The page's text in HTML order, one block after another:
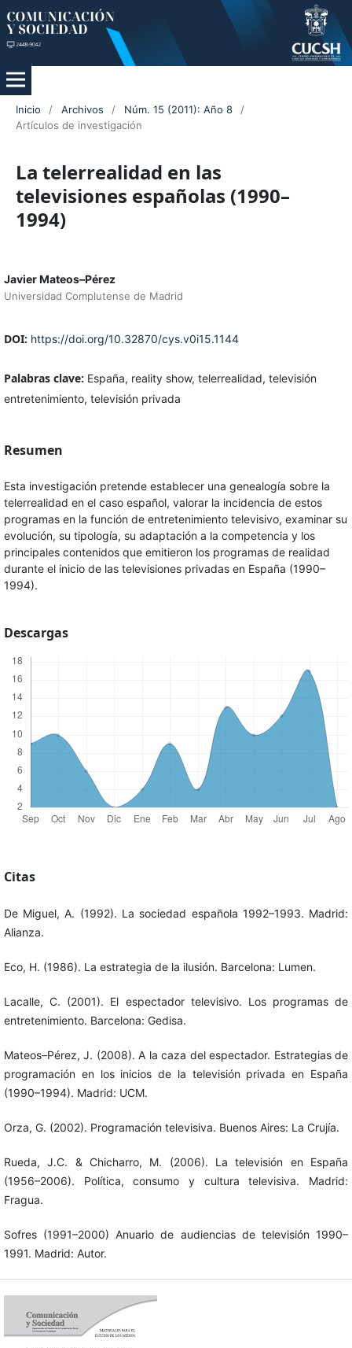
Inicio / Archivos / Núm. 15 (2011): Año 8
/
Artículos de investigación
La telerrealidad en las
televisiones españolas (1990–
1994)
Javier Mateos–Pérez
Universidad Complutense de Madrid
DOI: https://doi.org/10.32870/cys.v0i15.1144
Palabras clave: España, reality show, telerrealidad, televisión
entretenimiento, televisión privada
Resumen
Esta investigación pretende establecer una genealogía sobre la
telerrealidad en el caso español, valorar la incidencia de estos
programas en la función de entretenimiento televisivo, examinar su
evolución, su tipología, su adaptación a la competencia y los
principales contenidos que emitieron los programas de realidad
durante el inicio de las televisiones privadas en España (1990–
1994).
Descargas
Citas
De Miguel, A. (1992). La sociedad española 1992–1993. Madrid:
Alianza.
Eco, H. (1986). La estrategia de la ilusión. Barcelona: Lumen.
Lacalle, C. (2001). El espectador televisivo. Los programas de
entretenimiento. Barcelona: Gedisa.
Mateos–Pérez, J. (2008). A la caza del espectador. Estrategias de
programación en los inicios de la televisión privada en España
(1990–1994). Madrid: UCM.
Orza, G. (2002). Programación televisiva. Buenos Aires: La Crujía.
Rueda, J.C. & Chicharro, M. (2006). La televisión en España
(1956–2006). Política, consumo y cultura televisiva. Madrid:
Fragua.
Sofres (1991–2000) Anuario de audiencias de televisión 1990–
1991. Madrid: Autor.